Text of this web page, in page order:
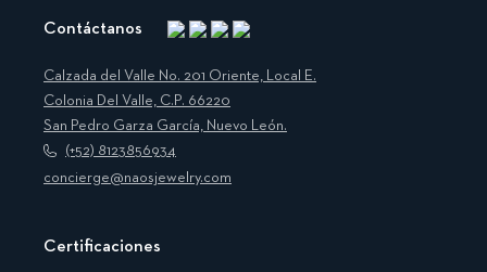
Contáctanos
Instagram
Facebook
Translation
missing:
es.general.social.links.linkedin
Pinterest
Calzada del Valle No. 201 Oriente, Local E.
Colonia Del Valle, C.P. 66220
San Pedro Garza García, Nuevo León.
(+52) 8123856934
concierge@naosjewelry.com
Certificaciones